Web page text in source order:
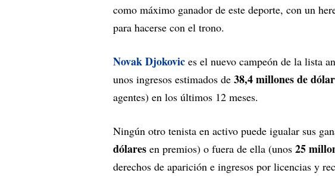
como máximo ganador de este deporte, con un
para hacerse con el trono.
Novak Djokovic es el nuevo campeón de la lista
unos ingresos estimados de 38,4 millones de
agentes) en los últimos 12 meses.
Ningún otro tenista en activo puede igualar sus
dólares en premios) o fuera de ella (unos 25
derechos de aparición e ingresos por licencias y